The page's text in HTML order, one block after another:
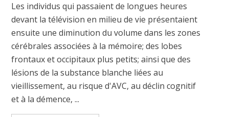
Les individus qui passaient de longues heures
devant la télévision en milieu de vie présentaient
ensuite une diminution du volume dans les zones
cérébrales associées à la mémoire; des lobes
frontaux et occipitaux plus petits; ainsi que des
lésions de la substance blanche liées au
vieillissement, au risque d'AVC, au déclin cognitif
et à la démence, ...